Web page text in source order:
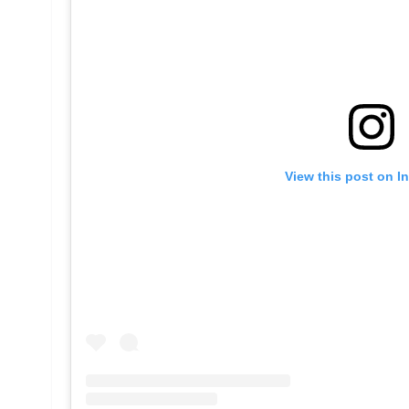
View this post on